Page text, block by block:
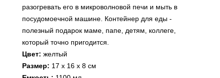
разогревать его в микроволновой печи и мыть в
посудомоечной машине. Контейнер для еды -
полезный подарок маме, папе, детям, коллеге,
который точно пригодится.
Цвет: желтый
Размер: 17 х 16 х 8 см